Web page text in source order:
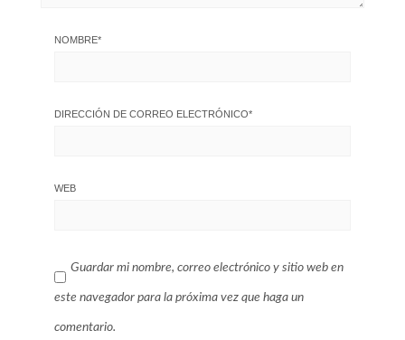
NOMBRE*
DIRECCIÓN DE CORREO ELECTRÓNICO*
WEB
Guardar mi nombre, correo electrónico y sitio web en
este navegador para la próxima vez que haga un
comentario.